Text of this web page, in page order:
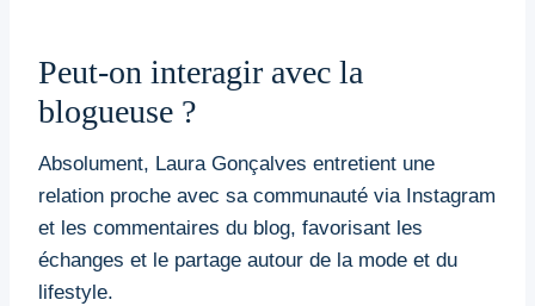
Peut-on interagir avec la
blogueuse ?
Absolument, Laura Gonçalves entretient une
relation proche avec sa communauté via Instagram
et les commentaires du blog, favorisant les
échanges et le partage autour de la mode et du
lifestyle.